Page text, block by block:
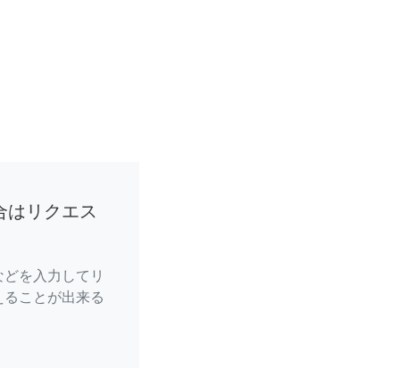
はリクエス
を入力してリ
ことが出来る